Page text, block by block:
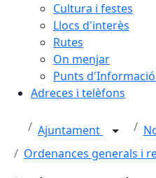
Cultura i festes
Llocs d'interès
Rutes
On menjar
Punts
Adreces i telèfons
Ajuntament
Ordenances generals i